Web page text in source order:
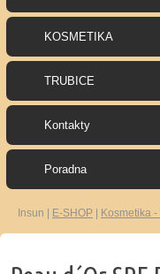
KOSMETIKA
TRUBICE
Kontakty
Poradna
Insun E-SHOP Kosmetika